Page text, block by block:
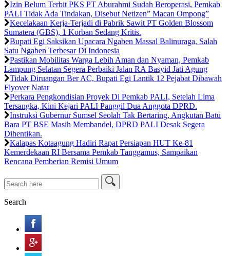
Izin Belum Terbit PKS PT Aburahmi Sudah Beroperasi, Pemkab
PALI Tidak Ada Tindakan, Disebut Netizen” Macan Ompong”
Kecelakaan Kerja-Terjadi di Pabrik Sawit PT Golden Blossom
Sumatera (GBS), 1 Korban Sedang Kritis.
Bupati Egi Saksikan Upacara Ngaben Massal Balinuraga, Salah
Satu Ngaben Terbesar Di Indonesia
Pastikan Mobilitas Warga Lebih Aman dan Nyaman, Pemkab
Lampung Selatan Segera Perbaiki Jalan RA Basyid Jati Agung
Tidak Diruangan Ber AC, Bupati Egi Lantik 12 Pejabat Dibawah
Flyover Natar
Perkara Pengkondisian Proyek Di Pemkab PALI, Setelah Lima
Tersangka, Kini Kejari PALI Panggil Dua Anggota DPRD.
Instruksi Gubernur Sumsel Seolah Tak Bertaring, Angkutan Batu
Bara PT BSE Masih Membandel, DPRD PALI Desak Segera
Dihentikan.
Kalapas Kotaagung Hadiri Rapat Persiapan HUT Ke-81
Kemerdekaan RI Bersama Pemkab Tanggamus, Sampaikan
Rencana Pemberian Remisi Umum
Search